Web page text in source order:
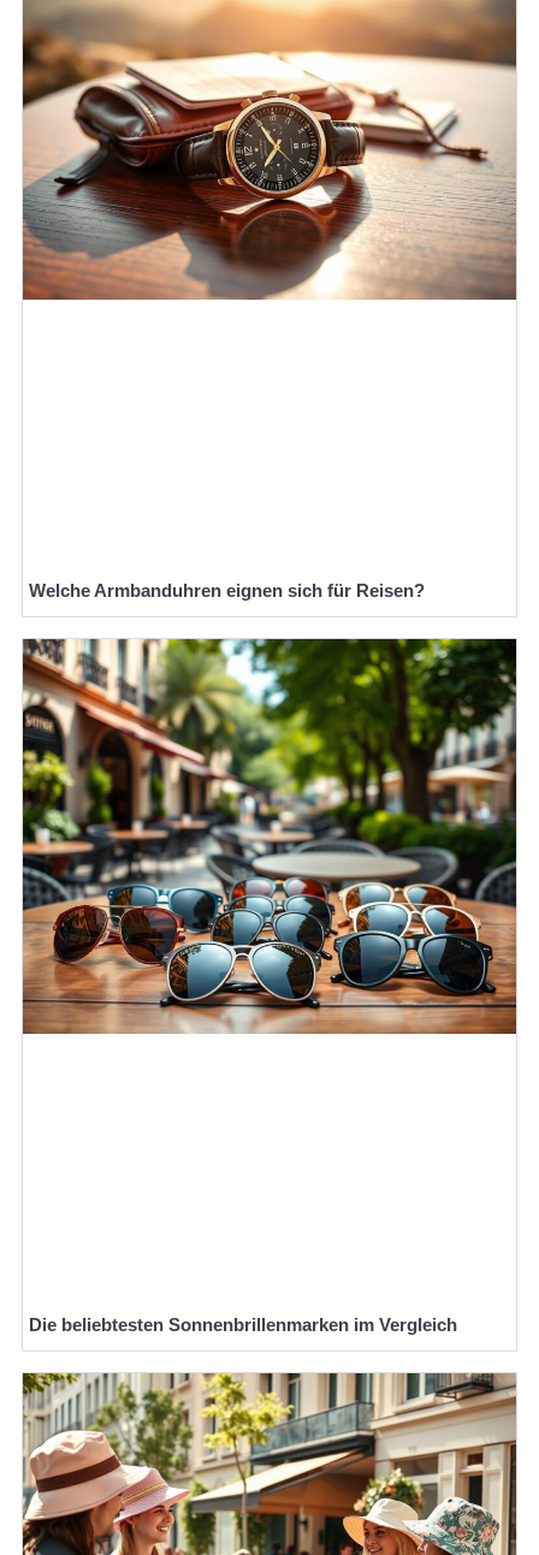
Welche Armbanduhren eignen sich für Reisen?
Die beliebtesten Sonnenbrillenmarken im Vergleich